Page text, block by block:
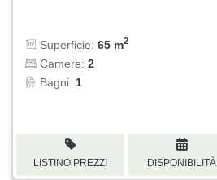
Superficie: 65 m2
Camere: 2
Bagni: 1
LISTINO PREZZI DISPONIBILITÀ